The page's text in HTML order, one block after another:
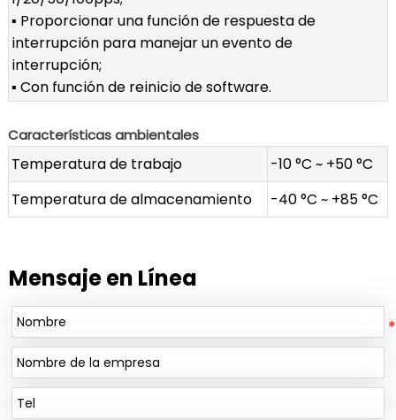
▪ Proporcionar una función de respuesta de
interrupción para manejar un evento de
interrupción;
▪ Con función de reinicio de software.
Características ambientales
Temperatura de trabajo
-10 °C ~ +50 °C
Temperatura de almacenamiento
-40 °C ~ +85 °C
Mensaje en Línea